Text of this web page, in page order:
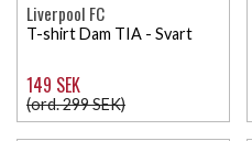
Liverpool FC
T-shirt Dam TIA - Svart
149 SEK
(ord. 299 SEK)